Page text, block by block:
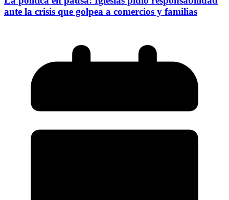
ante la crisis que golpea a comercios y familias